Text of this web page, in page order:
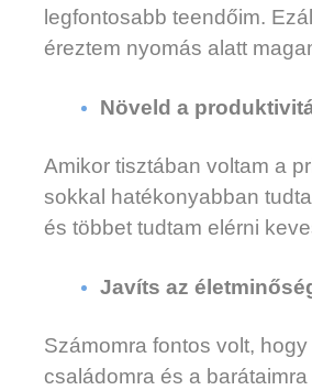
legfontosabb teendőim.
éreztem nyomás alatt
Növeld a
Amikor tisztában voltam a
sokkal hatékonyabban
és többet tudtam elérni
Javíts az
Számomra fontos volt,
családomra és a